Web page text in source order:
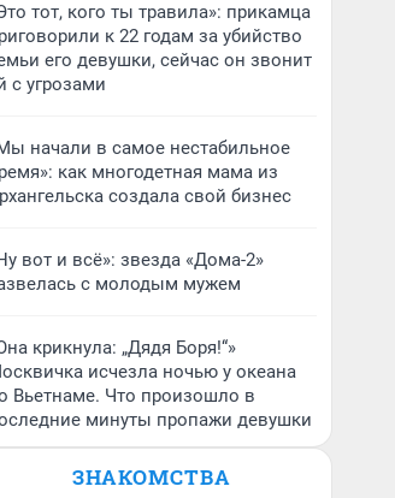
тот, кого ты травила»: прикамца
к 22 годам за убийство
его девушки, сейчас он звонит
с угрозами
начали в самое нестабильное
как многодетная мама из
создала свой бизнес
вот и всё»: звезда «Дома-2»
с молодым мужем
крикнула: „Дядя Боря!“»
исчезла ночью у океана
Вьетнаме. Что произошло в
минуты пропажи девушки
ЗНАКОМСТВА